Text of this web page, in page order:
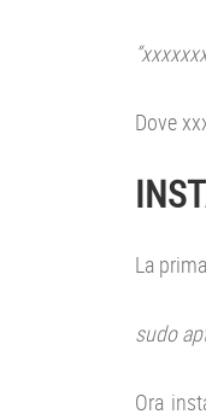
Dove
La
sudo
Ora